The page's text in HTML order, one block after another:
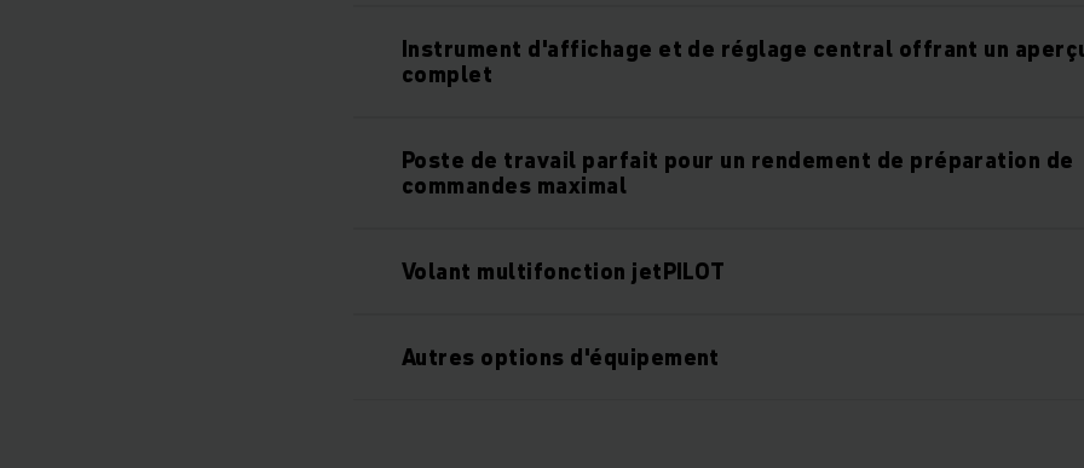
Instrument d'affichage et de réglage central offrant un
complet
Poste de travail parfait pour un rendement de préparation de
commandes maximal
Volant multifonction jetPILOT
Autres options d'équipement